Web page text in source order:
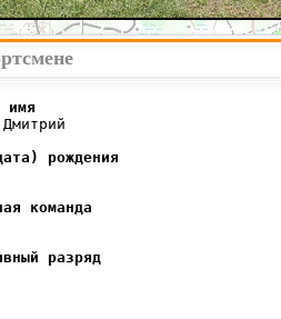
рождения
команда
разряд